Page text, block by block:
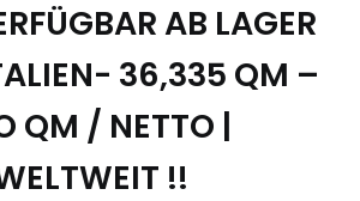
AB LAGER
36,335 QM –
QM / NETTO |
!!